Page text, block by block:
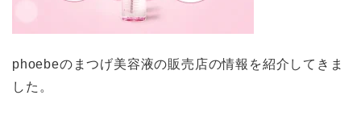
phoebeのまつげ美容液の販売店の情報を紹介してきま
した。